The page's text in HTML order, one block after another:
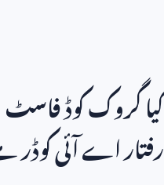
کیا گروک کوڈ فاسٹ
رفتار اے آئی کوڈر